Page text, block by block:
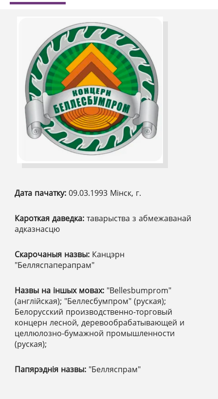
Дата пачатку: 09.03.1993 Мінск, г.
Кароткая даведка: таварыства з абмежаванай
адказнасцю
Скарочаныя назвы: Канцэрн
"Белляспаперапрам"
Назвы на іншых мовах: "Bellesbumprom"
(англійская); "Беллесбумпром" (руская);
Белорусский производственно-торговый
концерн лесной, деревообрабатывающей и
целлюлозно-бумажной промышленности
(руская);
Папярэднія назвы: "Белляспрам"